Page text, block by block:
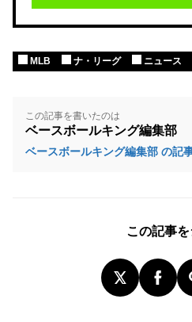
MLB ナ・リーグ ニュース
この記事を書いたのは
ベースボールキング編集部
ベースボールキング編集部 の記
この記事